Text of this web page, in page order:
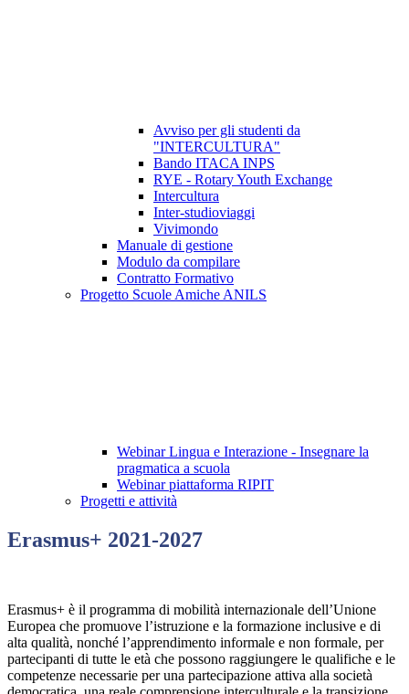
Avviso per gli studenti da
"INTERCULTURA"
Bando ITACA INPS
RYE - Rotary Youth Exchange
Intercultura
Inter-studioviaggi
Vivimondo
Manuale di gestione
Modulo da compilare
Contratto Formativo
Progetto Scuole Amiche ANILS
Webinar Lingua e Interazione - Insegnare la
pragmatica a scuola
Webinar piattaforma RIPIT
Progetti e attività
Erasmus+ 2021-2027
Erasmus+ è il programma di mobilità internazionale dell’Unione
Europea che promuove l’istruzione e la formazione inclusive e di
alta qualità, nonché l’apprendimento informale e non formale, per
partecipanti di tutte le età che possono raggiungere le qualifiche e le
competenze necessarie per una partecipazione attiva alla società